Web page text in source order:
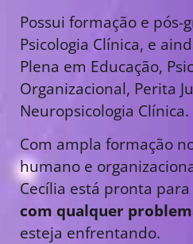
Possui formação e pós-
Psicologia Clínica, e
Plena em Educação,
Organizacional, Perita
Neuropsicologia Clínica.
Com ampla formação
humano e
Cecília está pronta para
com qualquer
esteja enfrentando.